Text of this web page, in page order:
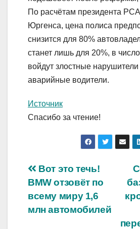
По расчётам президента
Юргенса, цена полиса
снизится для 80%
станет лишь для 20%, в
войдут злостные
аварийные водители.
Источник
Спасибо за чтение!
Навигация
по
записям
Вот это течь!
BMW отзовёт по
всему миру 1,6
млн автомобилей